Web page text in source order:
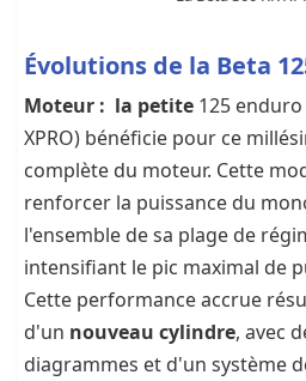
Évolutions de la Beta
Moteur : la petite 125 enduro
XPRO) bénéficie pour ce
complète du moteur. Cette
renforcer la puissance du
l'ensemble de sa plage de
intensifiant le pic maximal de
Cette performance accrue
d'un nouveau cylindre, avec
diagrammes et d'un système